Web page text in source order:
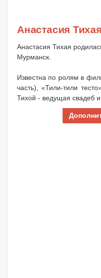
Анастасия
Анастасия Тихая
Мурманск.
Известна по ролям в
часть), «Тили-тили
Тихой - ведущая свадеб и